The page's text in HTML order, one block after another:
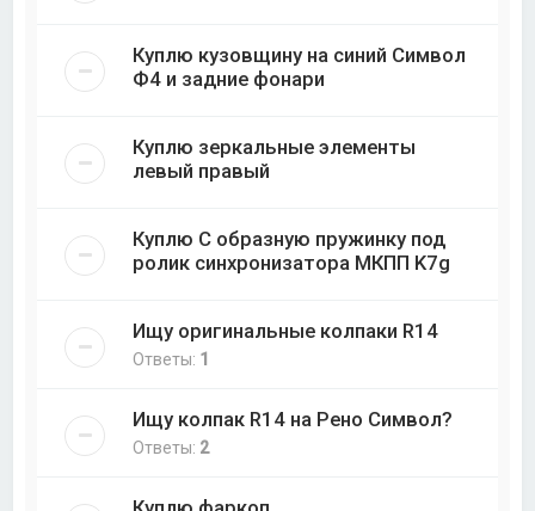
Куплю кузовщину на синий Символ
Ф4 и задние фонари
Куплю зеркальные элементы
левый правый
Куплю С образную пружинку под
ролик синхронизатора МКПП K7g
Ищу оригинальные колпаки R14
Ответы: 1
Ищу колпак R14 на Рено Символ?
Ответы: 2